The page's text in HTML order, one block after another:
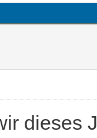
dieses